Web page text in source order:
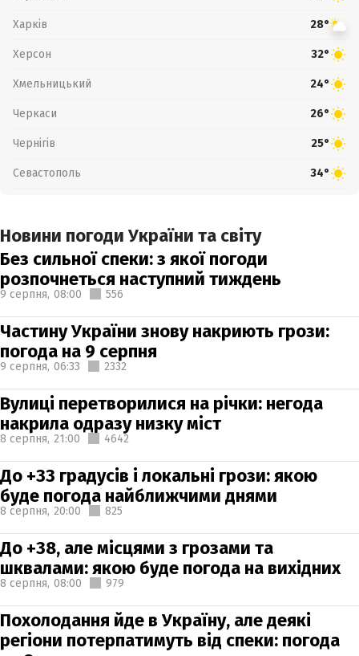
Харків 28°
Херсон 32°
Хмельницький 24°
Черкаси 26°
Чернігів 25°
Севастополь 34°
Новини погоди України та світу
Без сильної спеки: з якої погоди
розпочнеться наступний тиждень
9 серпня, 08:00 556
Частину України знову накриють грози:
погода на 9 серпня
9 серпня, 06:33 2332
Вулиці перетворилися на річки: негода
накрила одразу низку міст
8 серпня, 21:00 4642
До +33 градусів і локальні грози: якою
буде погода найближчими днями
8 серпня, 20:00 825
До +38, але місцями з грозами та
шквалами: якою буде погода на вихідних
8 серпня, 08:00 979
Похолодання йде в Україну, але деякі
регіони потерпатимуть від спеки: погода